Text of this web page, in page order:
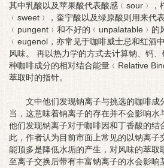
其中乳酸以及苹果酸代表酸感﹙sour﹚，
﹙sweet﹚，奎宁酸以及绿原酸则用来代
﹙pungent﹚和不好的﹙unpalatable﹚的
﹙eugenol，亦常见于咖啡威士忌和红酒
风味。 再以热力学的方式去计算钠、钙
种咖啡成分的相对结合能量﹙Relative
萃取时的指针。
文中他们发现钠离子与挑选的咖啡成
当，这意味着钠离子的存在并不会影响水
他们发现钠离子对于咖啡因和丁香酸的结
此，作者认为目前市面上常见的以钠离子
能顶多是降低水垢的产生，对风味的萃取
至离子交换后带有丰富钠离子的水会影响